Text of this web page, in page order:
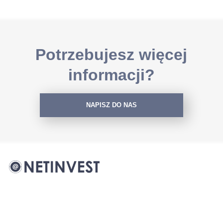
Potrzebujesz więcej
informacji?
NAPISZ DO NAS